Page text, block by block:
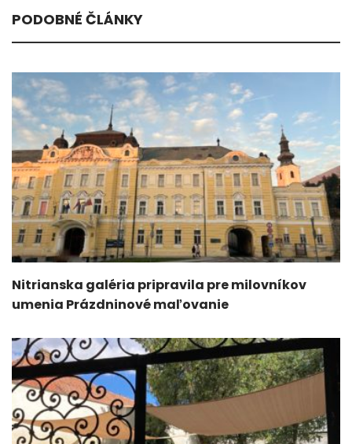
PODOBNÉ ČLÁNKY
Nitrianska galéria pripravila pre milovníkov
umenia Prázdninové maľovanie